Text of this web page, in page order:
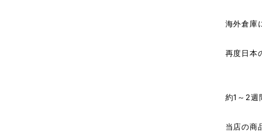
海外倉庫
↓（
再度日本
商
約1～2週
当店の商